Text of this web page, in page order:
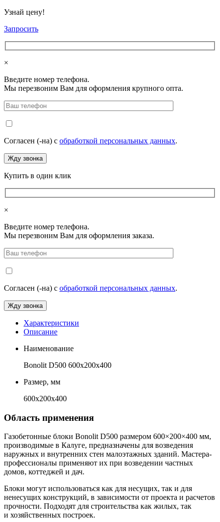
Узнай цену!
Запросить
×
Введите номер телефона.
Мы перезвоним Вам для оформления крупного опта.
Согласен (-на) с обработкой персональных данных.
Купить в один клик
×
Введите номер телефона.
Мы перезвоним Вам для оформления заказа.
Согласен (-на) с обработкой персональных данных.
Характеристики
Описание
Наименование
Bonolit D500 600х200х400
Размер, мм
600х200х400
Область применения
Газобетонные блоки Bonolit D500 размером 600×200×400 мм,
производимые в Калуге, предназначены для возведения
наружных и внутренних стен малоэтажных зданий. Мастера-
профессионалы применяют их при возведении частных
домов, коттеджей и дач.
Блоки могут использоваться как для несущих, так и для
ненесущих конструкций, в зависимости от проекта и расчетов
прочности. Подходят для строительства как жилых, так
и хозяйственных построек.